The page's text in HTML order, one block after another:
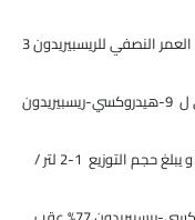
خواص علاجية متشابهة للريسبيريدون . وهو يبلغ العمر النصفي للريسبيريدون 3
مرضى الذهان له عن طريق الفم ، العمر النصفي ل 9-هيدروكسي-ريسبيريدون
نفسيا هو 24 ساعه. يتم توزيع ريسبيريدون بسرعة و يبلغ حجم التوزيع 1-2 لتر /